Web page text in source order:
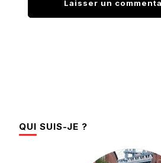
QUI SUIS-JE ?